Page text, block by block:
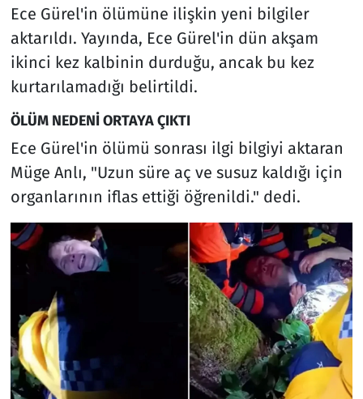
Ece Gürel'in ölümüne ilişkin yeni bilgiler
aktarıldı. Yayında, Ece Gürel'in dün akşam
ikinci kez kalbinin durduğu, ancak bu kez
kurtarılamadığı belirtildi.
ÖLÜM NEDENİ ORTAYA ÇIKTI
Ece Gürel'in ölümü sonrası ilgi bilgiyi aktaran
Müge Anlı, "Uzun süre aç ve susuz kaldığı için
organlarının iflas ettiği öğrenildi." dedi.